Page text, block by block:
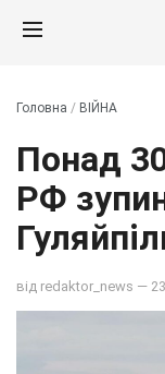
Головна / ВІЙНА
Понад
РФ
від redaktor_news —